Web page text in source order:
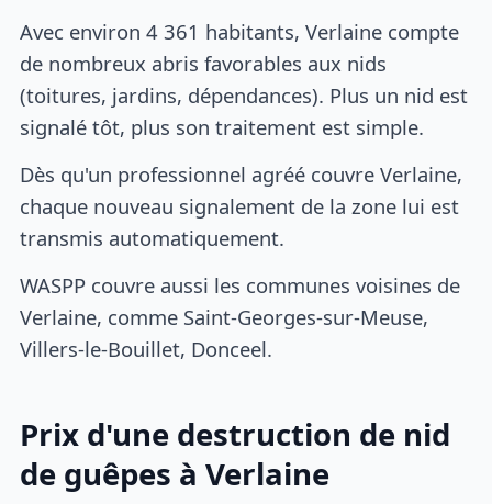
Avec environ 4 361 habitants, Verlaine compte
de nombreux abris favorables aux nids
(toitures, jardins, dépendances). Plus un nid est
signalé tôt, plus son traitement est simple.
Dès qu'un professionnel agréé couvre Verlaine,
chaque nouveau signalement de la zone lui est
transmis automatiquement.
WASPP couvre aussi les communes voisines de
Verlaine, comme Saint-Georges-sur-Meuse,
Villers-le-Bouillet, Donceel.
Prix d'une destruction de nid
de guêpes à Verlaine